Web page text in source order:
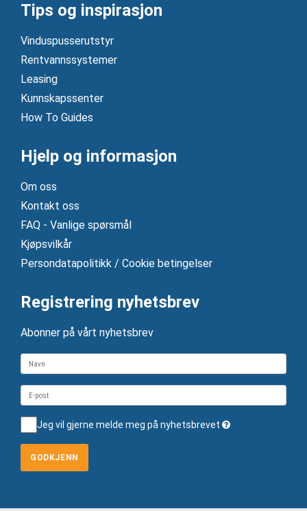
Tips og inspirasjon
Vinduspusserutstyr
Rentvannssystemer
Leasing
Kunnskapssenter
How To Guides
Hjelp og informasjon
Om oss
Kontakt oss
FAQ - Vanlige spørsmål
Kjøpsvilkår
Persondatapolitikk / Cookie betingelser
Registrering nyhetsbrev
Abonner på vårt nyhetsbrev
Jeg vil gjerne melde meg på nyhetsbrevet
GODKJENN